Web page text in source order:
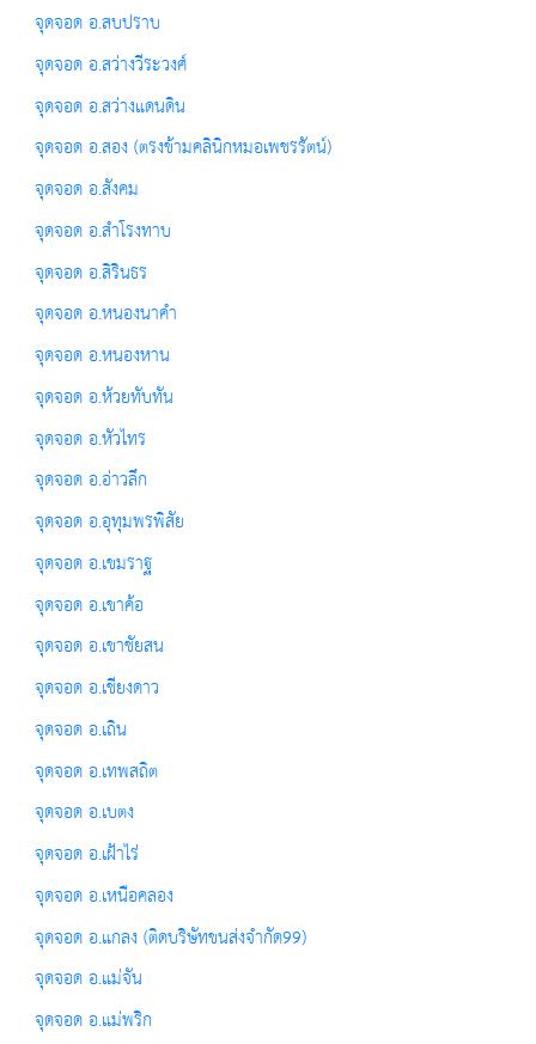
จุดจอด อ.สบปราบ
จุดจอด อ.สว่างวีระวงศ์
จุดจอด อ.สว่างแดนดิน
จุดจอด อ.สอง (ตรงข้ามคลินิกหมอเพชรรัตน์)
จุดจอด อ.สังคม
จุดจอด อ.สำโรงทาบ
จุดจอด อ.สิรินธร
จุดจอด อ.หนองนาคำ
จุดจอด อ.หนองหาน
จุดจอด อ.ห้วยทับทัน
จุดจอด อ.หัวไทร
จุดจอด อ.อ่าวลึก
จุดจอด อ.อุทุมพรพิสัย
จุดจอด อ.เขมราฐ
จุดจอด อ.เขาค้อ
จุดจอด อ.เขาชัยสน
จุดจอด อ.เชียงดาว
จุดจอด อ.เถิน
จุดจอด อ.เทพสถิต
จุดจอด อ.เบตง
จุดจอด อ.เฝ้าไร่
จุดจอด อ.เหนือคลอง
จุดจอด อ.แกลง (ติดบริษัทขนส่งจำกัด99)
จุดจอด อ.แม่จัน
จุดจอด อ.แม่พริก